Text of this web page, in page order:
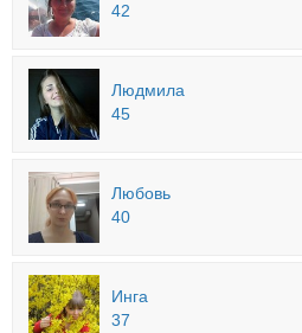
42
Людмила
45
Любовь
40
Инга
37